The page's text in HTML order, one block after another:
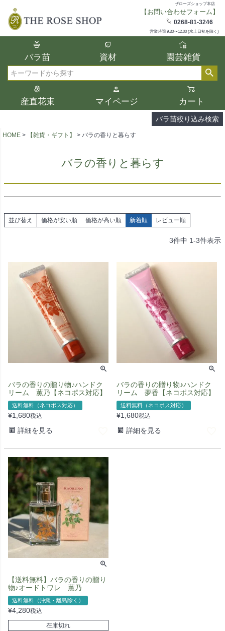
ザローズショップ本店
【お問い合わせフォーム】
0268-81-3246
営業時間 9:30〜12:00 (水土日祝を除く)
バラ苗 資材 園芸雑貨
産直花束 マイページ カート
バラ苗絞り込み検索
在庫
在庫ありのみ表示
検索
複数の条件を選択して絞り込み検索が可能
選択した項目全てに該当する品種のみ検索
結果に表示されます。
タイプ、カラー、ブランドなどは1つずつ選
択してください。
HOME 【雑貨・ギフト】 バラの香りと暮らす
バラの香りと暮らす
並び替え 価格が安い順 価格が高い順 新着順 レビュー順
3件中 1-3件表示
バラの香りの贈り物♪ハンドク
リーム 薫乃【ネコポス対応】
送料無料（ネコポス対応）
¥1,680税込
詳細を見る
バラの香りの贈り物♪ハンドク
リーム 夢香【ネコポス対応】
送料無料（ネコポス対応）
¥1,680税込
詳細を見る
【送料無料】バラの香りの贈り
物♪オードトワレ 薫乃
送料無料（沖縄・離島除く）
¥4,280税込
在庫切れ